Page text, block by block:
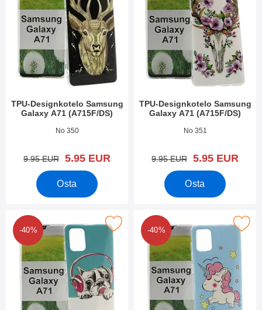
TPU-Designkotelo Samsung
Galaxy A71 (A715F/DS)
Tuote.nro 34904
No 350
vanha hinta
9.95 EUR uusi hinta
5.95 EUR
Osta
TPU-Designkotelo Samsung
Galaxy A71 (A715F/DS)
Tuote.nro 34903
No 351
vanha hinta
9.95 EUR uusi hinta
5.95 EUR
Osta
-40%
Designkotelo Samsung Galaxy A71 (A715F/DS) suosikiksi
-40%
Merkitse tPU-Designkotelo Samsung